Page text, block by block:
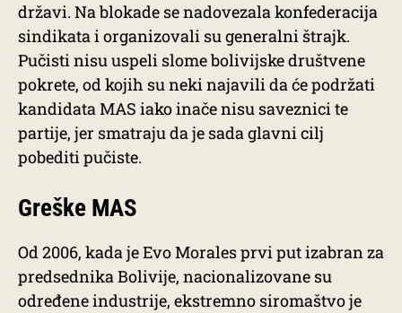
državi. Na blokade se nadovezala konfederacija
sindikata i organizovali su generalni štrajk.
Pučisti nisu uspeli slome bolivijske društvene
pokrete, od kojih su neki najavili da će podržati
kandidata MAS iako inače nisu saveznici te
partije, jer smatraju da je sada glavni cilj
pobediti pučiste.
Greške MAS
Od 2006, kada je Evo Morales prvi put izabran za
predsednika Bolivije, nacionalizovane su
određene industrije, ekstremno siromaštvo je